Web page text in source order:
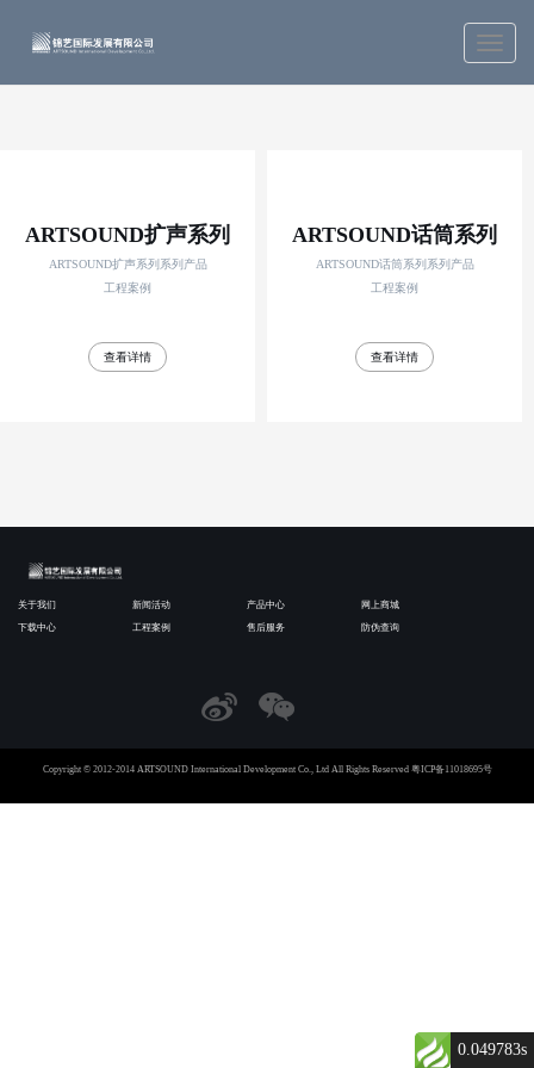
ARTSOUND扩声系列
ARTSOUND扩声系列系列产品
工程案例
查看详情
ARTSOUND话筒系列
ARTSOUND话筒系列系列产品
工程案例
查看详情
关于我们 新闻活动 产品中心 网上商城
下载中心 工程案例 售后服务 防伪查询
Copyright © 2012-2014 ARTSOUND International Development Co., Ltd All Rights Reserved 粤ICP备11018695号
0.049783s